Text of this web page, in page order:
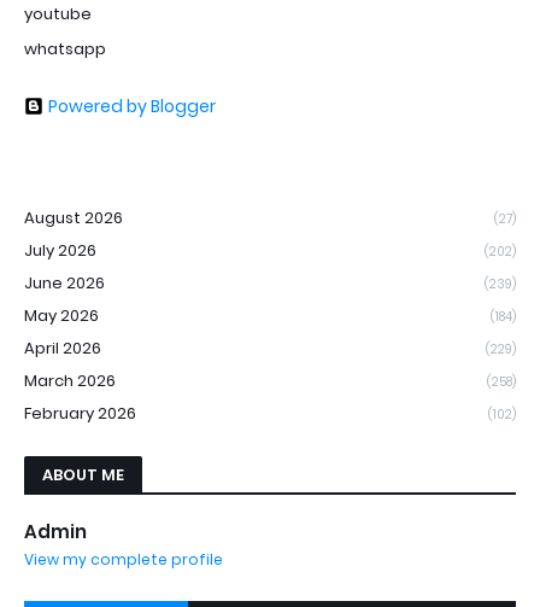
youtube
whatsapp
Powered by Blogger
August 2026 (27)
July 2026 (202)
June 2026 (239)
May 2026 (184)
April 2026 (229)
March 2026 (258)
February 2026 (102)
ABOUT ME
Admin
View my complete profile